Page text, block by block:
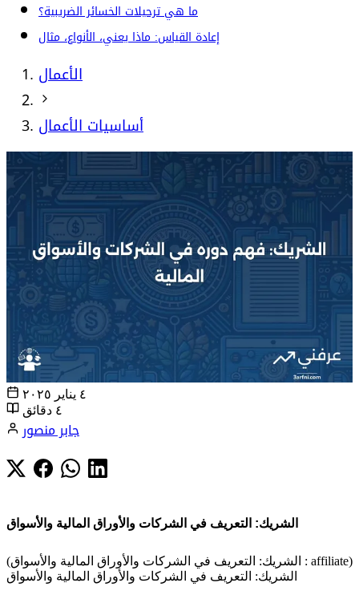
ما هي ترحيلات الخسائر الضريبية؟
إعادة القياس: ماذا يعني، الأنواع، مثال
الأعمال
أساسيات الأعمال
٤ يناير ٢٠٢٥
٤ دقائق
جابر منصور
الشريك: التعريف في الشركات والأوراق المالية والأسواق
(الشريك: التعريف في الشركات والأوراق المالية والأسواق : affiliate)
الشريك: التعريف في الشركات والأوراق المالية والأسواق